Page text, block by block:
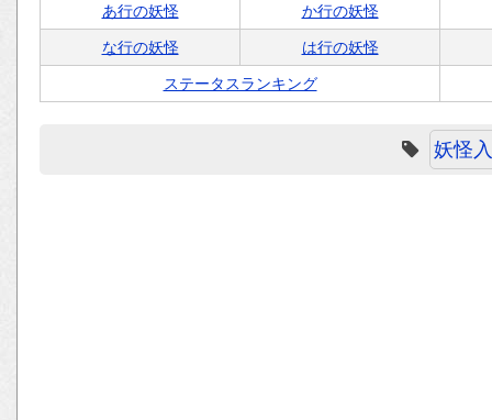
あ行の妖怪 か行の妖怪
な行の妖怪 は行の妖怪
ステータスランキング
妖怪